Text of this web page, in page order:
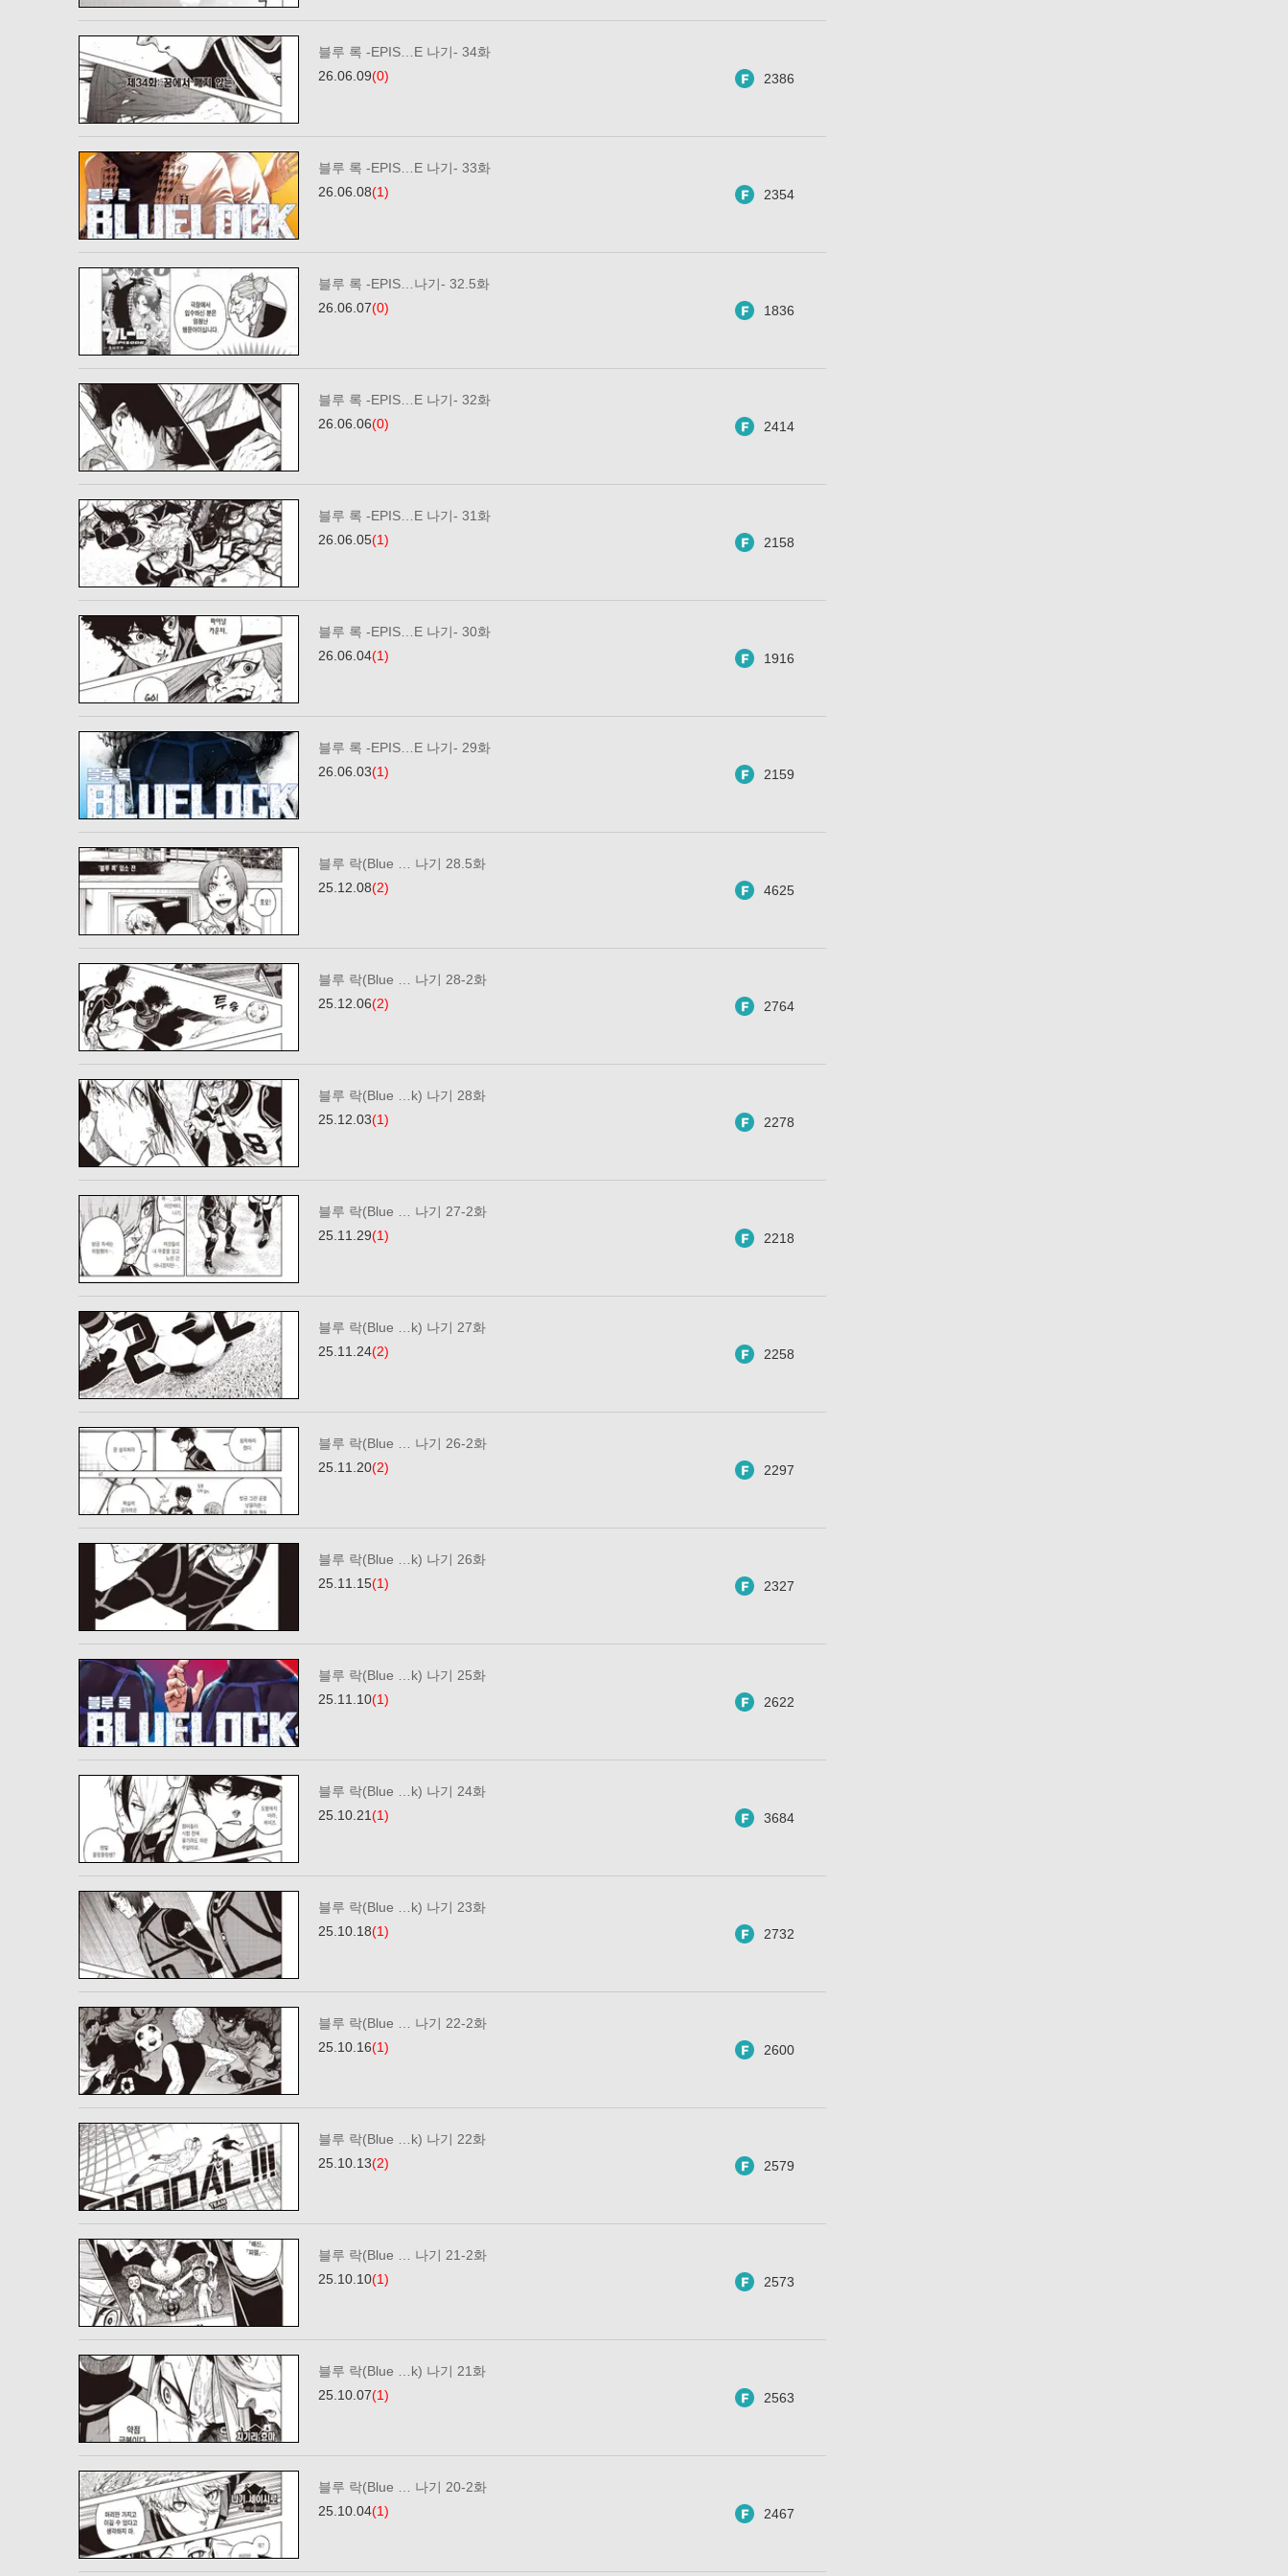
블루 록 -EPIS…E 나기- 34화
26.06.09(0) 2386
블루 록 -EPIS…E 나기- 33화
26.06.08(1) 2354
블루 록 -EPIS…나기- 32.5화
26.06.07(0) 1836
블루 록 -EPIS…E 나기- 32화
26.06.06(0) 2414
블루 록 -EPIS…E 나기- 31화
26.06.05(1) 2158
블루 록 -EPIS…E 나기- 30화
26.06.04(1) 1916
블루 록 -EPIS…E 나기- 29화
26.06.03(1) 2159
블루 락(Blue … 나기 28.5화
25.12.08(2) 4625
블루 락(Blue … 나기 28-2화
25.12.06(2) 2764
블루 락(Blue …k) 나기 28화
25.12.03(1) 2278
블루 락(Blue … 나기 27-2화
25.11.29(1) 2218
블루 락(Blue …k) 나기 27화
25.11.24(2) 2258
블루 락(Blue … 나기 26-2화
25.11.20(2) 2297
블루 락(Blue …k) 나기 26화
25.11.15(1) 2327
블루 락(Blue …k) 나기 25화
25.11.10(1) 2622
블루 락(Blue …k) 나기 24화
25.10.21(1) 3684
블루 락(Blue …k) 나기 23화
25.10.18(1) 2732
블루 락(Blue … 나기 22-2화
25.10.16(1) 2600
블루 락(Blue …k) 나기 22화
25.10.13(2) 2579
블루 락(Blue … 나기 21-2화
25.10.10(1) 2573
블루 락(Blue …k) 나기 21화
25.10.07(1) 2563
블루 락(Blue … 나기 20-2화
25.10.04(1) 2467